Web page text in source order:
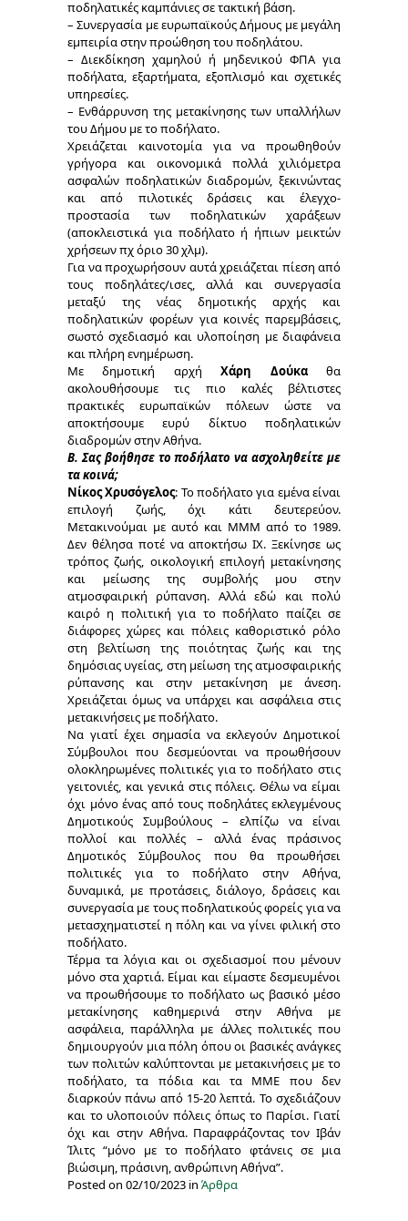
ποδηλατικές καμπάνιες σε τακτική βάση.
– Συνεργασία με ευρωπαϊκούς Δήμους με μεγάλη
εμπειρία στην προώθηση του ποδηλάτου.
– Διεκδίκηση χαμηλού ή μηδενικού ΦΠΑ για
ποδήλατα, εξαρτήματα, εξοπλισμό και σχετικές
υπηρεσίες.
– Ενθάρρυνση της μετακίνησης των υπαλλήλων
του Δήμου με το ποδήλατο.
Χρειάζεται καινοτομία για να προωθηθούν
γρήγορα και οικονομικά πολλά χιλιόμετρα
ασφαλών ποδηλατικών διαδρομών, ξεκινώντας
και από πιλοτικές δράσεις και έλεγχο-
προστασία των ποδηλατικών χαράξεων
(αποκλειστικά για ποδήλατο ή ήπιων μεικτών
χρήσεων πχ όριο 30 χλμ).
Για να προχωρήσουν αυτά χρειάζεται πίεση από
τους ποδηλάτες/ισες, αλλά και συνεργασία
μεταξύ της νέας δημοτικής αρχής και
ποδηλατικών φορέων για κοινές παρεμβάσεις,
σωστό σχεδιασμό και υλοποίηση με διαφάνεια
και πλήρη ενημέρωση.
Με δημοτική αρχήΧάρη Δούκαθα
ακολουθήσουμε τις πιο καλές βέλτιστες
πρακτικές ευρωπαϊκών πόλεων ώστε να
αποκτήσουμε ευρύ δίκτυο ποδηλατικών
διαδρομών στην Αθήνα.
Β. Σας βοήθησε το ποδήλατο να ασχοληθείτε με
τα κοινά;
Νίκος Χρυσόγελος: Το ποδήλατο για εμένα είναι
επιλογή ζωής, όχι κάτι δευτερεύον.
Μετακινούμαι με αυτό και ΜΜΜ από το 1989.
Δεν θέλησα ποτέ να αποκτήσω ΙΧ. Ξεκίνησε ως
τρόπος ζωής, οικολογική επιλογή μετακίνησης
και μείωσης της συμβολής μου στην
ατμοσφαιρική ρύπανση. Αλλά εδώ και πολύ
καιρό η πολιτική για το ποδήλατο παίζει σε
διάφορες χώρες και πόλεις καθοριστικό ρόλο
στη βελτίωση της ποιότητας ζωής και της
δημόσιας υγείας, στη μείωση της ατμοσφαιρικής
ρύπανσης και στην μετακίνηση με άνεση.
Χρειάζεται όμως να υπάρχει και ασφάλεια στις
μετακινήσεις με ποδήλατο.
Να γιατί έχει σημασία να εκλεγούν Δημοτικοί
Σύμβουλοι που δεσμεύονται να προωθήσουν
ολοκληρωμένες πολιτικές για το ποδήλατο στις
γειτονιές, και γενικά στις πόλεις. Θέλω να είμαι
όχι μόνο ένας από τους ποδηλάτες εκλεγμένους
Δημοτικούς Συμβούλους – ελπίζω να είναι
πολλοί και πολλές – αλλά ένας πράσινος
Δημοτικός Σύμβουλος που θα προωθήσει
πολιτικές για το ποδήλατο στην Αθήνα,
δυναμικά, με προτάσεις, διάλογο, δράσεις και
συνεργασία με τους ποδηλατικούς φορείς για να
μετασχηματιστεί η πόλη και να γίνει φιλική στο
ποδήλατο.
Τέρμα τα λόγια και οι σχεδιασμοί που μένουν
μόνο στα χαρτιά. Είμαι και είμαστε δεσμευμένοι
να προωθήσουμε το ποδήλατο ως βασικό μέσο
μετακίνησης καθημερινά στην Αθήνα με
ασφάλεια, παράλληλα με άλλες πολιτικές που
δημιουργούν μια πόλη όπου οι βασικές ανάγκες
των πολιτών καλύπτονται με μετακινήσεις με το
ποδήλατο, τα πόδια και τα ΜΜΕ που δεν
διαρκούν πάνω από 15-20 λεπτά. Το σχεδιάζουν
και το υλοποιούν πόλεις όπως το Παρίσι. Γιατί
όχι και στην Αθήνα. Παραφράζοντας τον Ιβάν
Ίλιτς “μόνο με το ποδήλατο φτάνεις σε μια
βιώσιμη, πράσινη, ανθρώπινη Αθήνα”.
Posted on 02/10/2023 in Άρθρα